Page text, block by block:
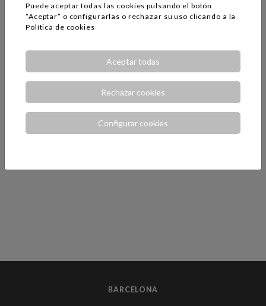
BARCELONA
Puede aceptar todas las cookies pulsando el botón
“Aceptar” o configurarlas o rechazar su uso clicando a la
Política de cookies
Aceptar todas
Rechazar cookies
Configurar cookies